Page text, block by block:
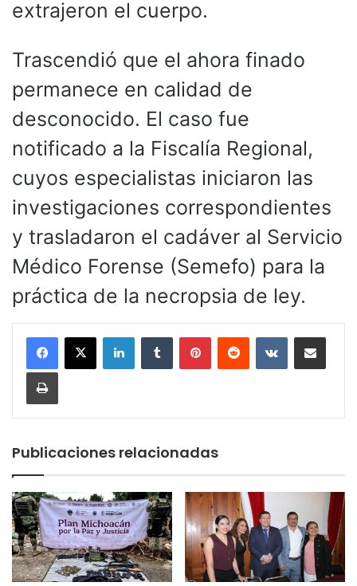
extrajeron el cuerpo.
Trascendió que el ahora finado
permanece en calidad de
desconocido. El caso fue
notificado a la Fiscalía Regional,
cuyos especialistas iniciaron las
investigaciones correspondientes
y trasladaron el cadáver al Servicio
Médico Forense (Semefo) para la
práctica de la necropsia de ley.
LinkedInTumblr PinterestReddit VKontakteCompartir por
Imprimir
Publicaciones relacionadas